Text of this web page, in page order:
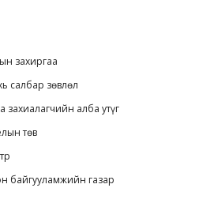
захиргаа
салбар зөвлөл
захиалагчийн алба утүг
төв
байгууламжийн газар